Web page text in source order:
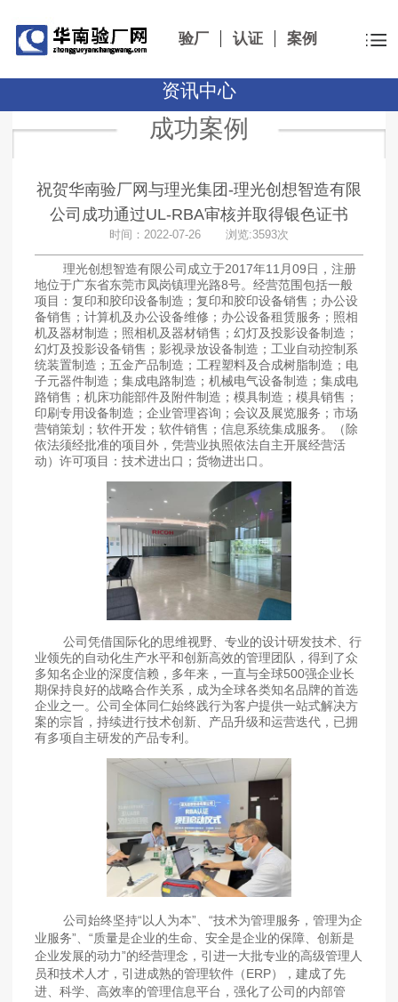
验厂 认证 案例
资讯中心
成功案例
祝贺华南验厂网与理光集团-理光创想智造有限
公司成功通过UL-RBA审核并取得银色证书
时间：2022-07-26 浏览:3593次
理光创想智造有限公司成立于2017年11月09日，注册
地位于广东省东莞市凤岗镇理光路8号。经营范围包括一般
项目：复印和胶印设备制造；复印和胶印设备销售；办公设
备销售；计算机及办公设备维修；办公设备租赁服务；照相
机及器材制造；照相机及器材销售；幻灯及投影设备制造；
幻灯及投影设备销售；影视录放设备制造；工业自动控制系
统装置制造；五金产品制造；工程塑料及合成树脂制造；电
子元器件制造；集成电路制造；机械电气设备制造；集成电
路销售；机床功能部件及附件制造；模具制造；模具销售；
印刷专用设备制造；企业管理咨询；会议及展览服务；市场
营销策划；软件开发；软件销售；信息系统集成服务。（除
依法须经批准的项目外，凭营业执照依法自主开展经营活
动）许可项目：技术进出口；货物进出口。
公司凭借国际化的思维视野、专业的设计研发技术、行
业领先的自动化生产水平和创新高效的管理团队，得到了众
多知名企业的深度信赖，多年来，一直与全球500强企业长
期保持良好的战略合作关系，成为全球各类知名品牌的首选
企业之一。公司全体同仁始终践行为客户提供一站式解决方
案的宗旨，持续进行技术创新、产品升级和运营迭代，已拥
有多项自主研发的产品专利。
公司始终坚持“以人为本”、“技术为管理服务，管理为企
业服务”、“质量是企业的生命、安全是企业的保障、创新是
企业发展的动力”的经营理念，引进一大批专业的高级管理人
员和技术人才，引进成熟的管理软件（ERP），建成了先
进、科学、高效率的管理信息平台，强化了公司的内部管